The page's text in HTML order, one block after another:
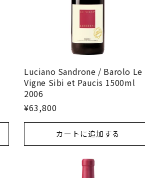
Luciano Sandrone / Barolo Le
Vigne Sibi et Paucis 1500ml
2006
¥63,800
カートに追加する